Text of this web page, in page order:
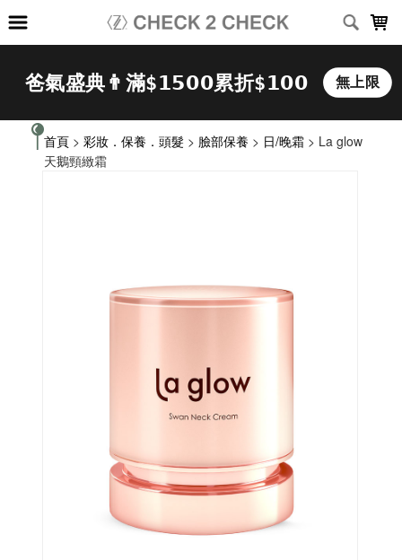
首頁 > 彩妝．保養．頭髮 > 臉部保養 > 日/晚霜 > La glow
天鵝頸緻霜